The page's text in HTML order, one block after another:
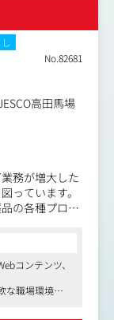
るメンバーも
方にとっては
ンバーも全員
め、ノウハウ
クターからノ
毎に構成され
の悩みまで相
が取りやすい
No.82681
高田馬場
務が増大した
っています。
の各種プロモ
タビューフォ
コンテンツ、
な職場環境